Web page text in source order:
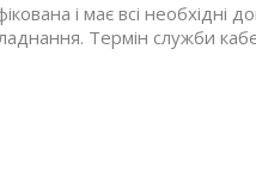
і має всі необхідні
Термін служби